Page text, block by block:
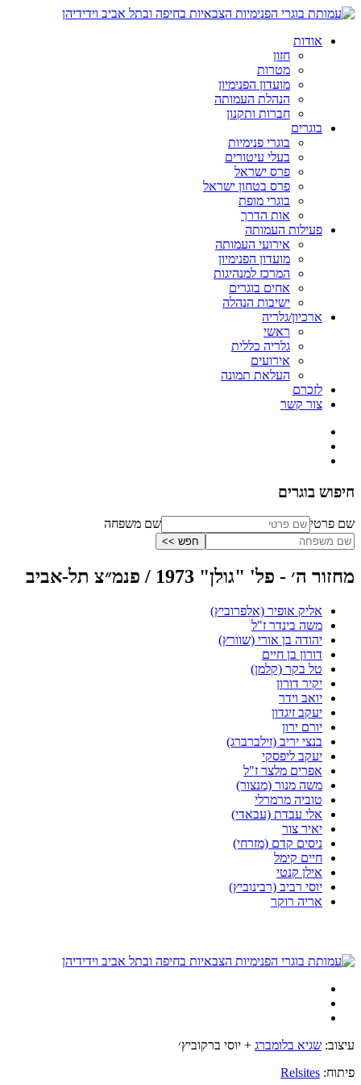
אודות
חזון
מטרות
מועדון הפנימיון
הנהלת העמותה
חברות ותקנון
בוגרים
בוגרי פנימיות
בעלי עיטורים
פרס ישראל
פרס בטחון ישראל
בוגרי מופת
אות הדרך
פעילות העמותה
אירועי העמותה
מועדון הפנימיון
המרכז למנהיגות
אחים בוגרים
ישיבות הנהלה
ארכיון/גלריה
ראשי
גלריה כללית
אירועים
העלאת תמונה
לזכרם
צור קשר
חיפוש בוגרים
שם פרטי שם משפחה
מחזור ה׳ - פל' "גולן" 1973 / פנמ״צ תל-אביב
אליק אופיר (אלפרוביץ)
משה בינדר ז"ל
יהודה בן אורי (שוורץ)
דורון בן חיים
טל בקר (קלמן)
יקיר דורון
יואב וידר
יעקב זיגדון
יורם ירון
בנצי יריב (זילברברג)
יעקב ליפסקי
אפרים מלצר ז"ל
משה מנור (מנצור)
טוביה מרמרלי
אלי עבדת (עבאדי)
יאיר צור
ניסים קדם (מזרחי)
חיים קימל
אילן קנטי
יוסי רביב (רבינוביץ)
אריה רוקר
עיצוב: שגיא בלומברג + יוסי ברקוביץ׳
פיתוח: Relsites